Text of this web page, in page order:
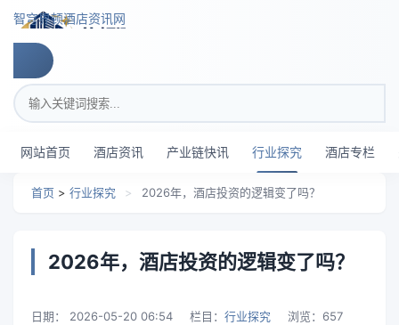
跳转到主要内容
智穹界顿酒店资讯网
搜索关键词
网站首页 酒店资讯 产业链快讯 行业探究 酒店专栏
首页 > 行业探究 > 2026年，酒店投资的逻辑变了吗？
2026年，酒店投资的逻辑变了吗？
日期： 2026-05-20 06:54 栏目： 行业探究 浏览： 657